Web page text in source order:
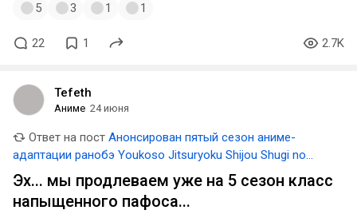
5 3 1 1
22 1 2.7K
Tefeth
Аниме 24 июня
Ответ на пост Анонсирован пятый сезон аниме-
адаптации ранобэ Youkoso Jitsuryoku Shijou Shugi no
Kyoushitsu e (Добро пожаловать в класс превосходства)
Эх... мы продлеваем уже на 5 сезон класс
напыщенного пафоса...